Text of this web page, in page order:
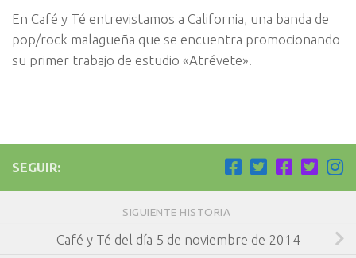
En Café y Té entrevistamos a California, una banda de
pop/rock malagueña que se encuentra promocionando
su primer trabajo de estudio «Atrévete».
SEGUIR:
SIGUIENTE HISTORIA
Café y Té del día 5 de noviembre de 2014